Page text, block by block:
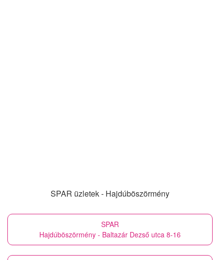
SPAR üzletek - Hajdúböszörmény
SPAR
Hajdúböszörmény - Baltazár Dezső utca 8-16